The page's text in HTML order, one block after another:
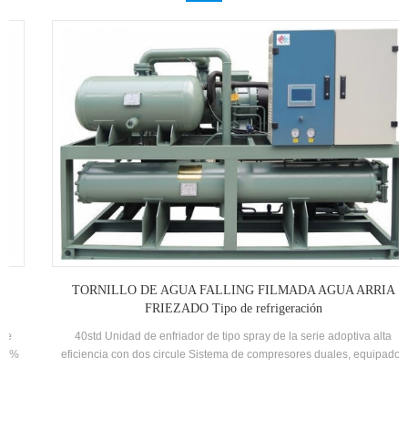
TORNILLO DE AGUA FALLING FILMADA AGUA ARRIA
FRIEZADO Tipo de refrigeración
40std Unidad de enfriador de tipo spray de la serie adoptiva alta
eficiencia con dos circule Sistema de compresores duales, equipados